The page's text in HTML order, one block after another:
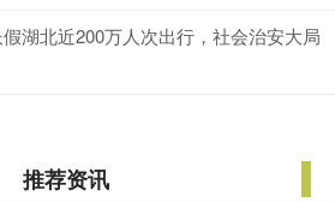
湖北近200万人次出行，社会治安大局
推荐资讯